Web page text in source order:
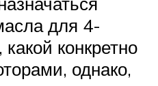
для 4-
конкретно
однако,